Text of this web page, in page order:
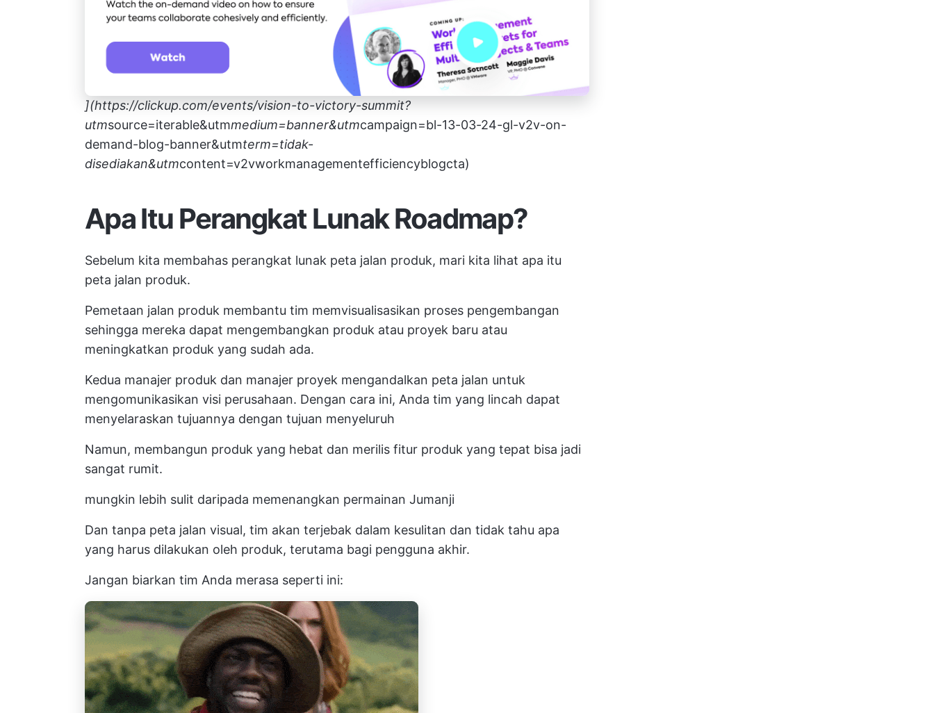
](https://clickup.com/events/vision-to-victory-summit?
utmsource=iterable&utmmedium=banner&utmcampaign=bl-13-03-24-gl-v2v-on-
demand-blog-banner&utmterm=tidak-
disediakan&utmcontent=v2vworkmanagementefficiencyblogcta)
Apa Itu Perangkat Lunak Roadmap?
Sebelum kita membahas perangkat lunak peta jalan produk, mari kita lihat apa itu
peta jalan produk.
Pemetaan jalan produk membantu tim memvisualisasikan proses pengembangan
sehingga mereka dapat mengembangkan produk atau proyek baru atau
meningkatkan produk yang sudah ada.
Kedua manajer produk dan manajer proyek mengandalkan peta jalan untuk
mengomunikasikan visi perusahaan. Dengan cara ini, Anda tim yang lincah dapat
menyelaraskan tujuannya dengan tujuan menyeluruh
Namun, membangun produk yang hebat dan merilis fitur produk yang tepat bisa jadi
sangat rumit.
mungkin lebih sulit daripada memenangkan permainan Jumanji
Dan tanpa peta jalan visual, tim akan terjebak dalam kesulitan dan tidak tahu apa
yang harus dilakukan oleh produk, terutama bagi pengguna akhir.
Jangan biarkan tim Anda merasa seperti ini: